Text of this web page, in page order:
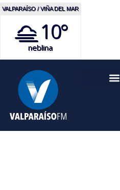
VALPARAÍSO / VIÑA DEL MAR
10°
neblina